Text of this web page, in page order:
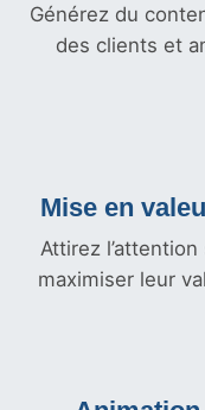
Générez du
des clients et
Mise en
Attirez
maximiser leur